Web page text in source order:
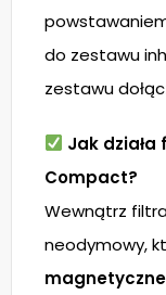
do zestawu
zestawu
Jak działa
Compact?
Wewnątrz
neodymowy,
magnetyczne